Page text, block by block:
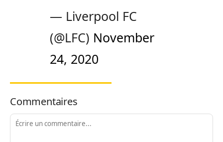
— Liverpool FC
(@LFC) November
24, 2020
Commentaires